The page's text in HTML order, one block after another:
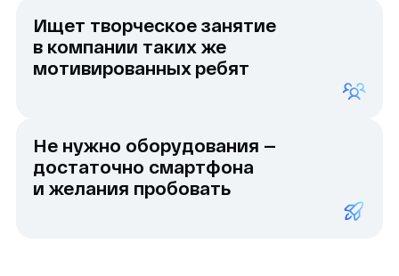
Уже во время
первых занятий,